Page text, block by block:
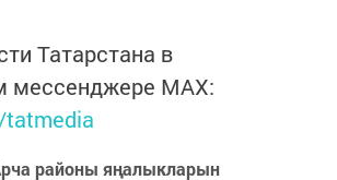
Татарстана в
мессенджере MАХ:
районы яңалыкларын